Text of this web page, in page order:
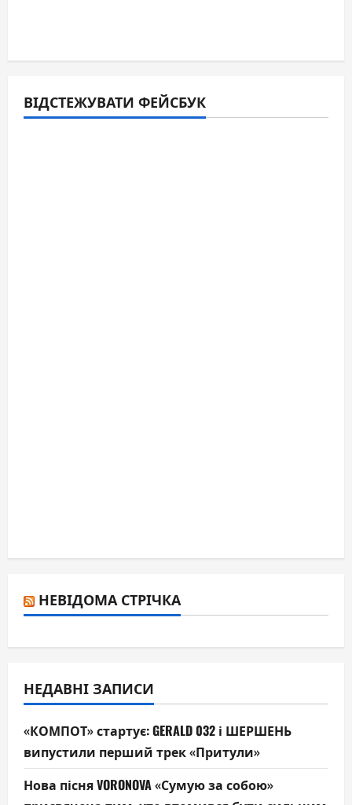
ВІДСТЕЖУВАТИ ФЕЙСБУК
НЕВІДОМА СТРІЧКА
НЕДАВНІ ЗАПИСИ
«КОМПОТ» стартує: GERALD 032 і ШЕРШЕНЬ
випустили перший трек «Притули»
Нова пісня VORONOVA «Сумую за собою»